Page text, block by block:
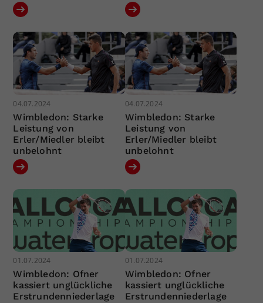
04.07.2024
Wimbledon: Starke
Leistung von
Erler/Miedler bleibt
unbelohnt
04.07.2024
Wimbledon: Starke
Leistung von
Erler/Miedler bleibt
unbelohnt
01.07.2024
Wimbledon: Ofner
kassiert unglückliche
Erstrundenniederlage
01.07.2024
Wimbledon: Ofner
kassiert unglückliche
Erstrundenniederlage